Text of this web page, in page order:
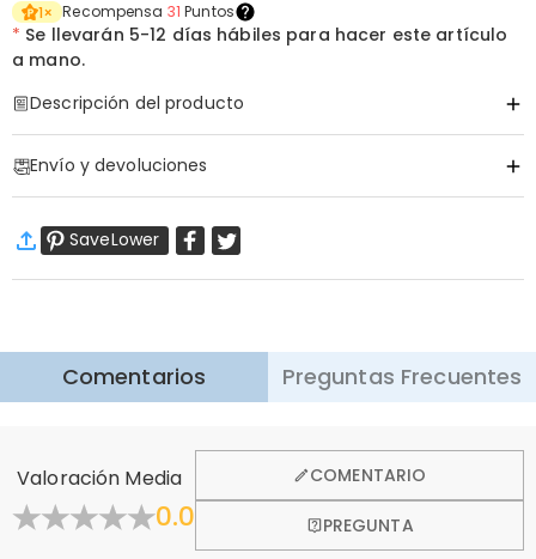
1× Recompensa 31 Puntos
* Se llevarán 5-12 días hábiles para hacer este artículo
a mano.
Descripción del producto
Envío y devoluciones
Envío Estándar:9-18
Días Laborables
Saber más
por eso ofrecemos una política de devolución de 60 días.
SaveLower
Comentarios Preguntas Frecuentes
Valoración Media
0.0
COMENTARIO
PREGUNTA